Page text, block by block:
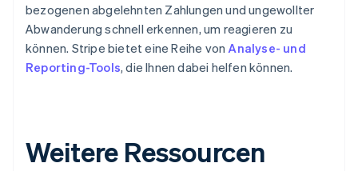
bezogenen abgelehnten Zahlungen und ungewollter
Abwanderung schnell erkennen, um reagieren zu
können. Stripe bietet eine Reihe vonAnalyse- und
Reporting-Tools, die Ihnen dabei helfen können.
Weitere Ressourcen
Festlandchina
简体中文English
Finnland
EnglishSvenska
Griechenland
English